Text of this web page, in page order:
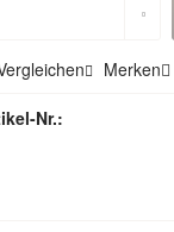
Merken
Nr.: